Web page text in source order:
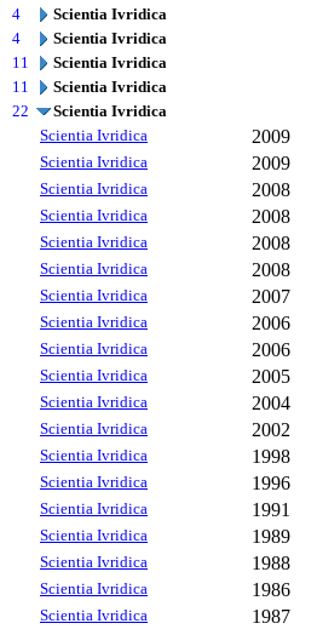
4
Scientia Ivridica
4
Scientia Ivridica
11
Scientia Ivridica
11
Scientia Ivridica
22
Scientia Ivridica
Scientia Ivridica
2009
Scientia Ivridica 2009
Scientia Ivridica 2008
Scientia Ivridica 2008
Scientia Ivridica 2008
Scientia Ivridica 2008
Scientia Ivridica 2007
Scientia Ivridica 2006
Scientia Ivridica 2006
Scientia Ivridica 2005
Scientia Ivridica 2004
Scientia Ivridica 2002
Scientia Ivridica 1998
Scientia Ivridica 1996
Scientia Ivridica 1991
Scientia Ivridica 1989
Scientia Ivridica 1988
Scientia Ivridica 1986
Scientia Ivridica 1987